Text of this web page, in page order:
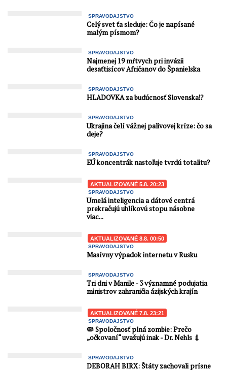
políciu Poprad uznesením
č. ...
SPRAVODAJSTVO
Celý svet ťa sleduje: Čo je napísané
malým písmom?
SPRAVODAJSTVO
Najmenej 19 mŕtvych pri invázii
desaťtisícov Afričanov do Španielska
SPRAVODAJSTVO
HLADOVKA za budúcnosť Slovenska⁉️
SPRAVODAJSTVO
Ukrajina čelí vážnej palivovej kríze: čo sa
deje?
SPRAVODAJSTVO
EÚ koncentrák nastoľuje tvrdú totalitu?
AKTUALIZOVANÉ 5.8. 20:23
SPRAVODAJSTVO
Umelá inteligencia a dátové centrá
prekračujú uhlíkovú stopu násobne
viac...
AKTUALIZOVANÉ 8.8. 00:50
SPRAVODAJSTVO
Masívny výpadok internetu v Rusku
SPRAVODAJSTVO
Tri dni v Manile - 3 významné podujatia
ministrov zahraničia ázijských krajín
AKTUALIZOVANÉ 7.8. 23:21
SPRAVODAJSTVO
🦠 Spoločnosť plná zombie: Prečo
„očkovaní“ uvažujú inak - Dr. Nehls 💉
SPRAVODAJSTVO
DEBORAH BIRX: Štáty zachovali prísne